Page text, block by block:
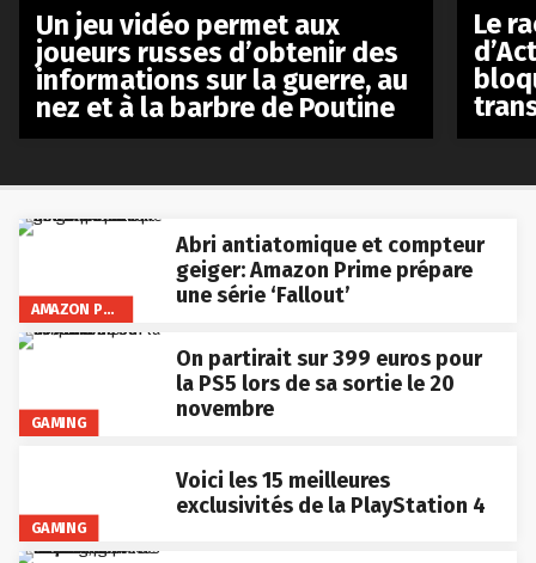
AMAZON PRIME VIDEO
Abri antiatomique et compteur
geiger: Amazon Prime prépare
une série ‘Fallout’
GAMING
On partirait sur 399 euros pour
la PS5 lors de sa sortie le 20
novembre
GAMING
Voici les 15 meilleures
exclusivités de la PlayStation 4
Un jeu vidéo permet aux
joueurs russes d’obtenir des
informations sur la guerre, au
nez et à la barbre de Poutine
Le